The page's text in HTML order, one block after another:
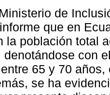
de
que en
la población total
denotándose con
65 y 70
se ha